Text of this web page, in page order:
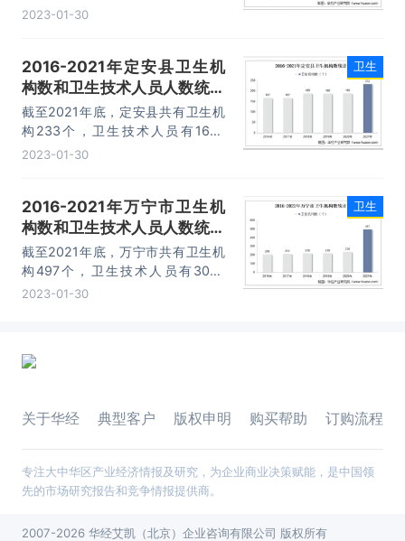
人。
2023-01-30
2016-2021年定安县卫生机
构数和卫生技术人员人数统计
分析
截至2021年底，定安县共有卫生机
构233个，卫生技术人员有1670
人。
2023-01-30
卫生
2016-2021年万宁市卫生机
构数和卫生技术人员人数统计
分析
截至2021年底，万宁市共有卫生机
构497个，卫生技术人员有3087
人。
2023-01-30
卫生
关于华经 典型客户 版权申明 购买帮助 订购流程
专注大中华区产业经济情报及研究，为企业商业决策赋能，是中国领
先的市场研究报告和竞争情报提供商。
2007-2026 华经艾凯（北京）企业咨询有限公司 版权所有